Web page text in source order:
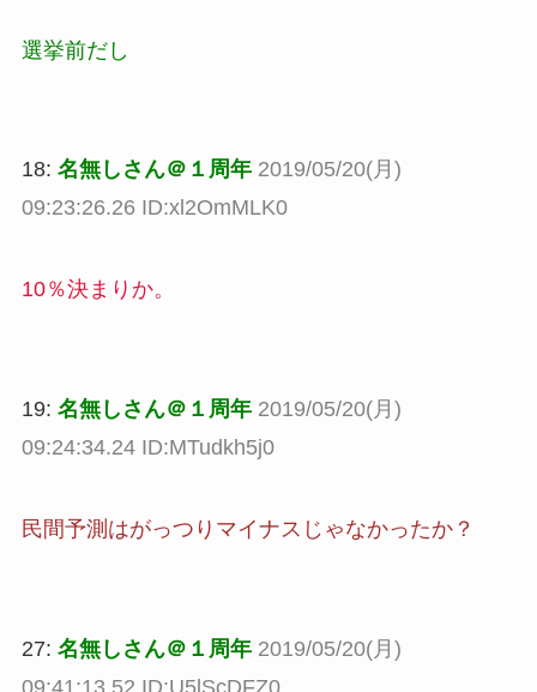
選挙前だし
18: 名無しさん＠１周年 2019/05/20(月)
09:23:26.26 ID:xl2OmMLK0
10％決まりか。
19: 名無しさん＠１周年 2019/05/20(月)
09:24:34.24 ID:MTudkh5j0
民間予測はがっつりマイナスじゃなかったか？
27: 名無しさん＠１周年 2019/05/20(月)
09:41:13.52 ID:U5lScDFZ0